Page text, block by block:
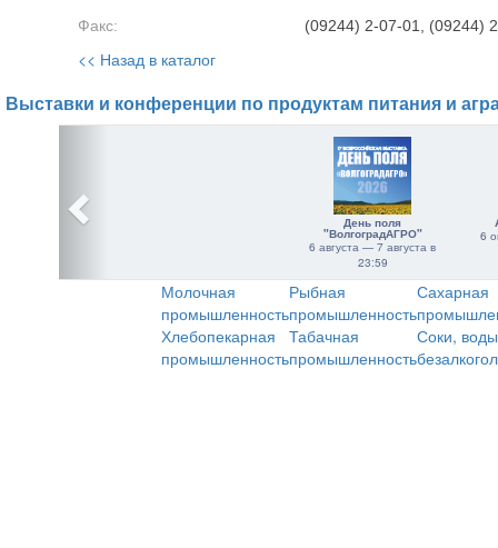
Факс: (09244) 2-07-01, (09244)
<< Назад в каталог
Выставки и конференции по продуктам питания и
День поля
"ВолгоградАГРО"
6 августа — 7 августа в
23:59
6
Молочная
промышленность
Рыбная
промышленность
Сахарная
Хлебопекарная
промышленность
Табачная
промышленность
Соки,